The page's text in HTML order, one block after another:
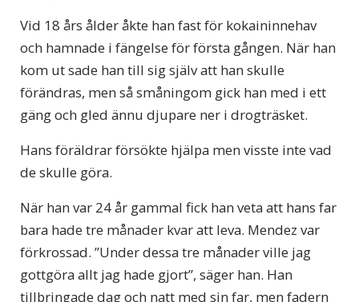
Vid 18 års ålder åkte han fast för kokaininnehav
och hamnade i fängelse för första gången. När han
kom ut sade han till sig själv att han skulle
förändras, men så småningom gick han med i ett
gäng och gled ännu djupare ner i drogträsket.
Hans föräldrar försökte hjälpa men visste inte vad
de skulle göra.
När han var 24 år gammal fick han veta att hans far
bara hade tre månader kvar att leva. Mendez var
förkrossad. ”Under dessa tre månader ville jag
gottgöra allt jag hade gjort”, säger han. Han
tillbringade dag och natt med sin far, men fadern